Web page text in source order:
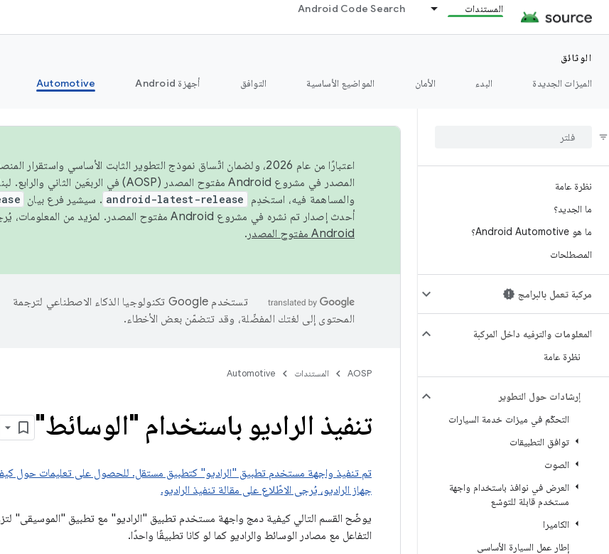
المستندات Android Code Search
الوثائق
الميزات الجديدة
البدء الأمان المواضيع الأساسية التوافق أجهزة Android Automotive
نظرة عامة
ما الجديد؟
ما هو Android Automotive؟
المصطلحات
مركبة تعمل بالبرامج
المعلومات والترفيه داخل المركبة
نظرة عامة
إرشادات حول التطوير
التحكّم في ميزات خدمة السيارات
توافق التطبيقات
الصوت
العرض في نوافذ باستخدام واجهة
مستخدم قابلة للتوسّع
الكاميرا
إطار عمل السيارة الأساسي
اعتبارًا من عام 2026، ولضمان اتّساق نموذج التطوير الثابت الأساسي
والمساهمة فيه، استخدِم
android-latest-release . سيشير فرع بيان
أحدث إصدار تم نشره في مشروع Android مفتوح المصدر. لمزيد من المعلومات، يُرجى الاطّلاع على
Android مفتوح المصدر
.
تستخدم Google تكنولوجيا الذكاء الاصطناعي لترجمة
المحتوى إلى لغتك المفضّلة، وقد تتضمّن بعض الأخطاء.
AOSP المستندات Automotive
تنفيذ الراديو باستخدام "الوسائط"
تم تنفيذ واجهة مستخدم تطبيق "الراديو" كتطبيق مستقل. للحصول على تعليمات حول
جهاز الراديو، يُرجى الاطّلاع على مقالة تنفيذ الراديو.
يوضّح القسم التالي كيفية دمج واجهة مستخدم تطبيق "الراديو" مع تطبيق "الموسيقى"
التفاعل مع مصادر الوسائط والراديو كما لو كانا تطبيقًا واحدًا.